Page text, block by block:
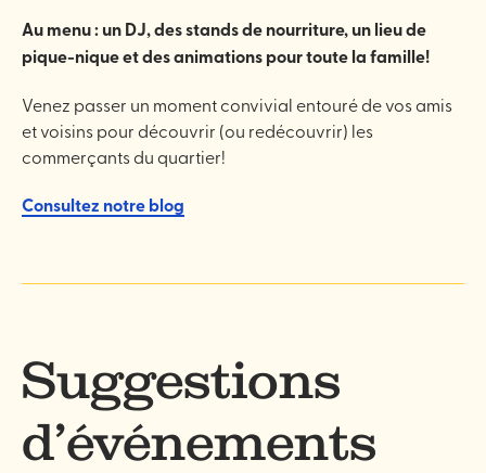
Au menu : un DJ, des stands de nourriture, un lieu de
pique-nique et des animations pour toute la famille!
Venez passer un moment convivial entouré de vos amis
et voisins pour découvrir (ou redécouvrir) les
commerçants du quartier!
Consultez notre blog
Suggestions
d’événements